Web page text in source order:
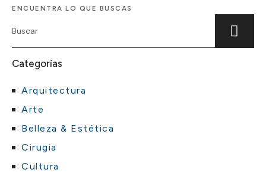
ENCUENTRA LO QUE BUSCAS
Categorías
Arquitectura
Arte
Belleza & Estética
Cirugia
Cultura